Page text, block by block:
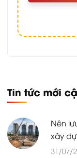
Tin tức mới
Nên
xây
31/07/